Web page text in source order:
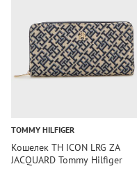
TOMMY HILFIGER
Кошелек TH ICON LRG ZA
JACQUARD Tommy Hilfiger